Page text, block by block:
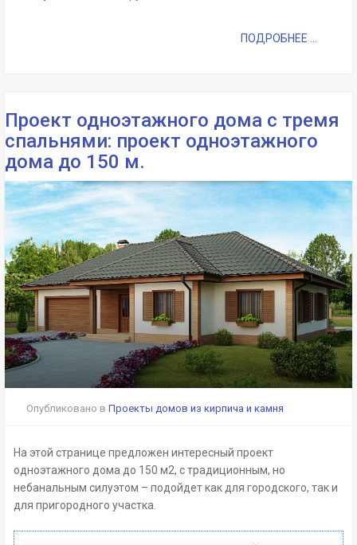
ПОДРОБНЕЕ ...
Проект одноэтажного дома с тремя
спальнями: проект одноэтажного
дома до 150 м.
Опубликовано в Проекты домов из кирпича и камня
На этой странице предложен интересный проект
одноэтажного дома до 150 м2, с традиционным, но
небанальным силуэтом – подойдет как для городского, так и
для пригородного участка.